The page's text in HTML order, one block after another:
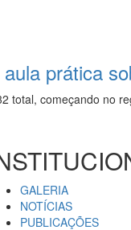
prática
total, começando no
GALERIA
NOTÍCIAS
PUBLICAÇÕES